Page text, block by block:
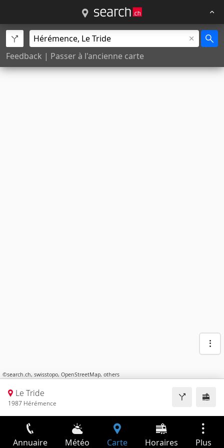
Feedback | Passer à l'ancienne carte
©search.ch, swisstopo, OpenStreetMap, others
Le Tride
1987 Hérémence
Annuaire Météo Carte Horaires Plus